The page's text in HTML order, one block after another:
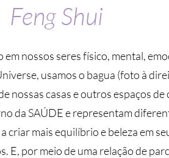
Feng Shui
nossos seres físico, mental,
usamos o bagua (foto à
nossas casas e outros espaços
da SAÚDE e representam
mais equilíbrio e beleza em
E, por meio de uma relação de